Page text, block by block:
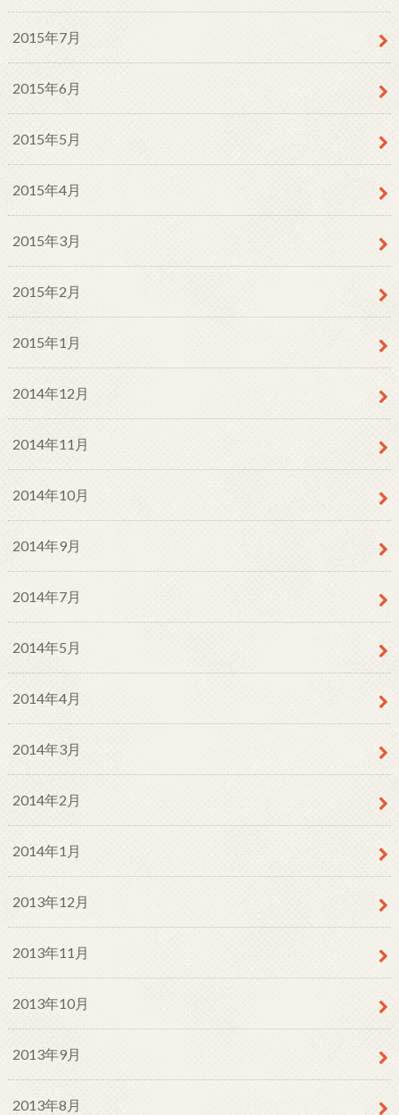
2015年7月
2015年6月
2015年5月
2015年4月
2015年3月
2015年2月
2015年1月
2014年12月
2014年11月
2014年10月
2014年9月
2014年7月
2014年5月
2014年4月
2014年3月
2014年2月
2014年1月
2013年12月
2013年11月
2013年10月
2013年9月
2013年8月